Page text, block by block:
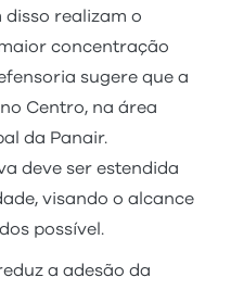
realizam o
concentração
sugere que a
Centro, na área
da Panair.
deve ser estendida
visando o alcance
possível.
a adesão da